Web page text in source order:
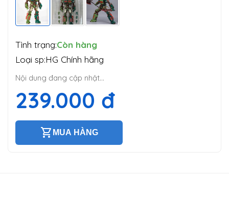
Tình trạng:Còn hàng
Loại sp:HG Chính hãng
Nội dung đang cập nhật...
239.000 đ
shopping_cart MUA HÀNG